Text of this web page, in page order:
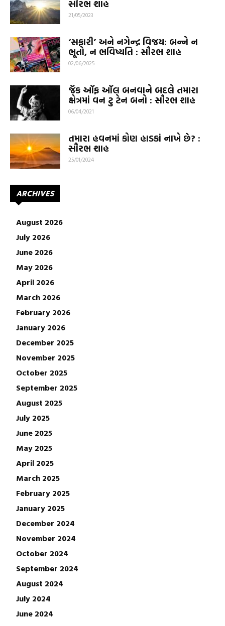
સૌરભ શાહ
21/05/2023
‘સફારી’ અને નગેન્દ્ર વિજય: બન્ને ન
ભૂતો, ન ભવિષ્યતિ : સૌરભ શાહ
02/06/2025
જૅક ઑફ ઑલ બનવાને બદલે તમારા
ક્ષેત્રમાં વન ટુ ટેન બનો : સૌરભ શાહ
06/04/2021
તમારા હવનમાં કોણ હાડકાં નાખે છે? :
સૌરભ શાહ
25/01/2024
ARCHIVES
August 2026
July 2026
June 2026
May 2026
April 2026
March 2026
February 2026
January 2026
December 2025
November 2025
October 2025
September 2025
August 2025
July 2025
June 2025
May 2025
April 2025
March 2025
February 2025
January 2025
December 2024
November 2024
October 2024
September 2024
August 2024
July 2024
June 2024